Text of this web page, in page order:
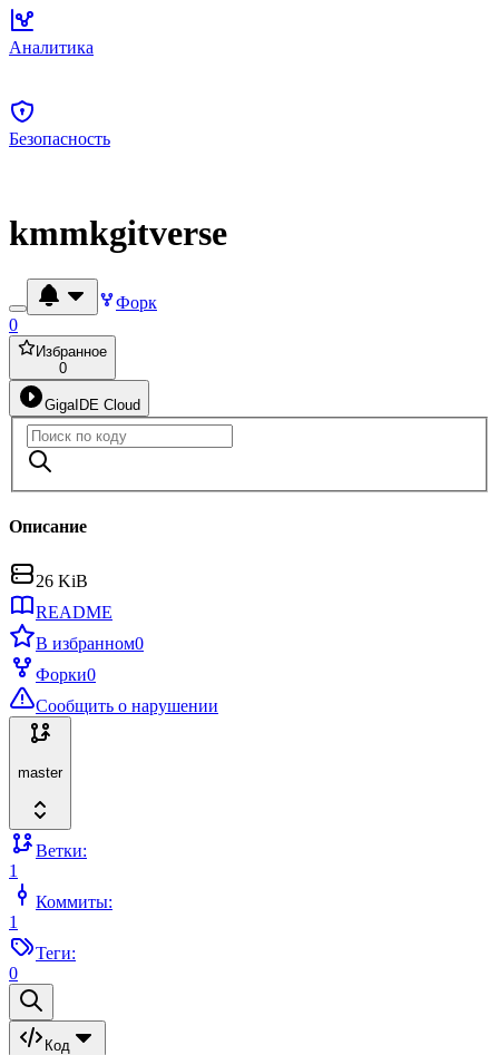
Аналитика
Безопасность
kmmkgitverse
Форк
0
Избранное
0
GigaIDE Cloud
Описание
26 KiB
README
В избранном0
Форки0
Сообщить о нарушении
master
Ветки:
1
Коммиты:
1
Теги:
0
Код